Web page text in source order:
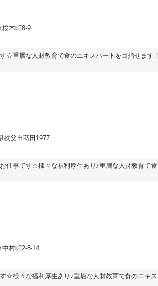
桜木町8-9
☆重層な人財教育で食のエキスパートを目指せます！
秩父市蒔田1977
仕事です☆様々な福利厚生あり♪重層な人財教育で食
中村町2-8-14
☆様々な福利厚生あり♪重層な人財教育で食のエキス